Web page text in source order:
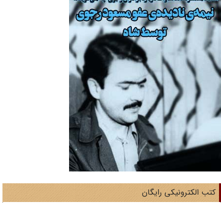
الکترونیکی رایگان